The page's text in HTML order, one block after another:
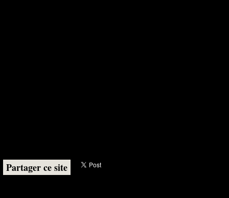
Partager ce site